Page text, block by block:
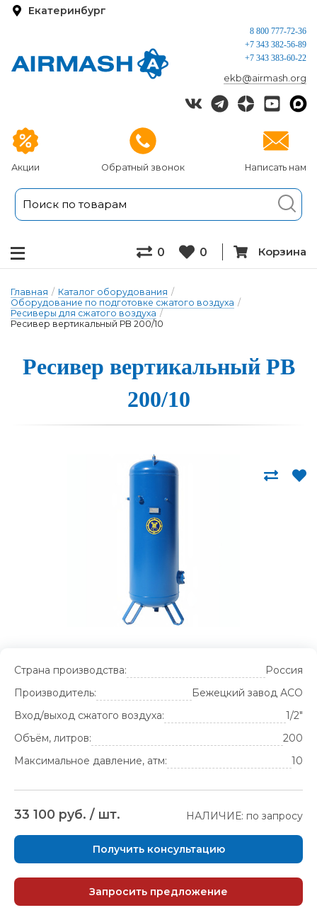
Екатеринбург
Акции Обратный звонок Написать нам
8 800 777-72-36
+7 343 382-56-89
+7 343 383-60-22
ekb@airmash.org
0 0 Корзина
Главная / Каталог оборудования /
Оборудование по подготовке сжатого воздуха /
Ресиверы для сжатого воздуха /
Ресивер вертикальный РВ 200/10
Ресивер вер­ти­каль­ный РВ
200/10
Страна производства:
Россия
Производитель:
Бежецкий завод АСО
Вход/выход сжатого воздуха:
1/2"
Объём, литров:
200
Максимальное давление, атм:
10
33 100 руб. / шт. НАЛИЧИЕ: по запросу
Получить консультацию
Запросить предложение